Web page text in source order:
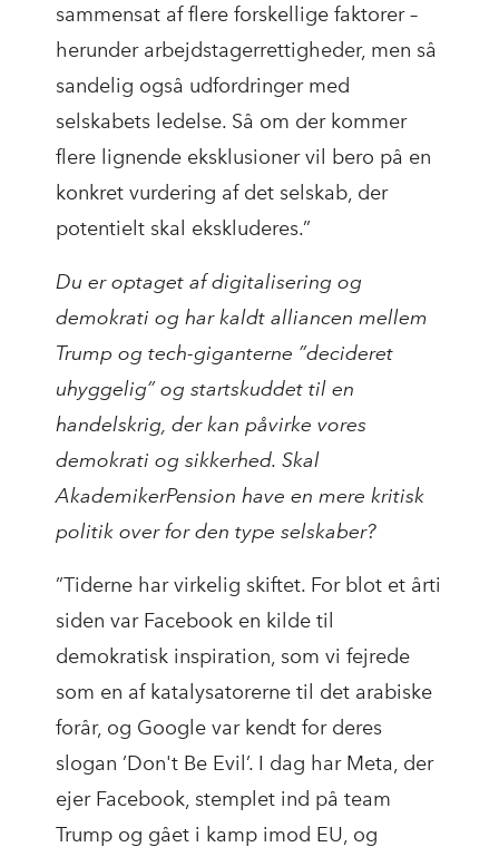
sammensat af flere forskellige faktorer –
herunder arbejdstagerrettigheder, men så
sandelig også udfordringer med
selskabets ledelse. Så om der kommer
flere lignende eksklusioner vil bero på en
konkret vurdering af det selskab, der
potentielt skal ekskluderes.”
Du er optaget af digitalisering og
demokrati og har kaldt alliancen mellem
Trump og tech-giganterne ”decideret
uhyggelig” og startskuddet til en
handelskrig, der kan påvirke vores
demokrati og sikkerhed. Skal
AkademikerPension have en mere kritisk
politik over for den type selskaber?
”Tiderne har virkelig skiftet. For blot et årti
siden var Facebook en kilde til
demokratisk inspiration, som vi fejrede
som en af katalysatorerne til det arabiske
forår, og Google var kendt for deres
slogan ’Don't Be Evil’. I dag har Meta, der
ejer Facebook, stemplet ind på team
Trump og gået i kamp imod EU, og